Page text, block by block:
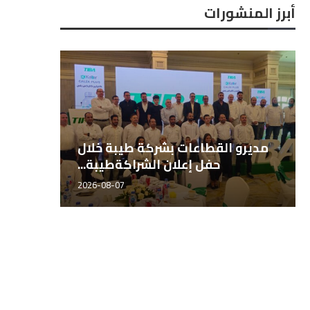
المهندس أحمد المطري، المدير
التنفيذي لشركة طيبة للتجارة...
2026-08-07
النائب هشام الحصري
النواب نائب رئيس...
2026-08-07
أبرز المنشورات
المهندس هاني الشيخ، مدير قطاع
الأسمدة طيبة للتجارة...
2026-08-07